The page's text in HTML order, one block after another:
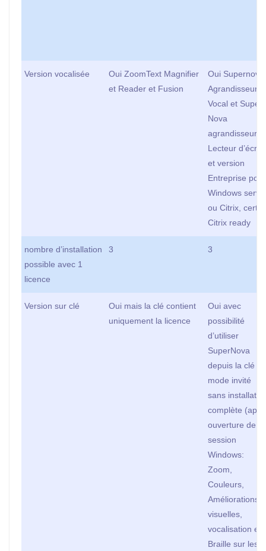
Version vocalisée
Oui ZoomText Magnifier
et Reader et Fusion
Oui Supernova
Agrandisseur
Vocal et Super
Nova
agrandisseur et
Lecteur d’écran
et version
Entreprise pour
Windows
ou Citrix,
Citrix ready
nombre d’installation
possible avec 1
licence
3 3
Version sur clé
Oui mais la clé contient
uniquement la licence
Oui avec
possibilité
d’utiliser
SuperNova
depuis la clé en
mode invité
sans
complète
ouverture de
session
Windows:
Zoom,
Couleurs,
Améliorations
visuelles,
vocalisation et
Braille sur les